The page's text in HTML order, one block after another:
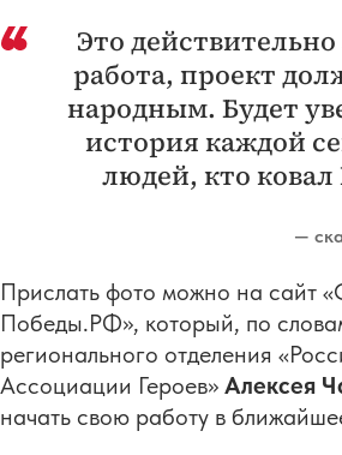
Это действительно
работа, проект
народным. Будет
история каждой
людей, кто ковал
—
Прислать фото можно на сайт
Победы.РФ», который, по
регионального отделения
Ассоциации Героев» Алексея
начать свою работу в